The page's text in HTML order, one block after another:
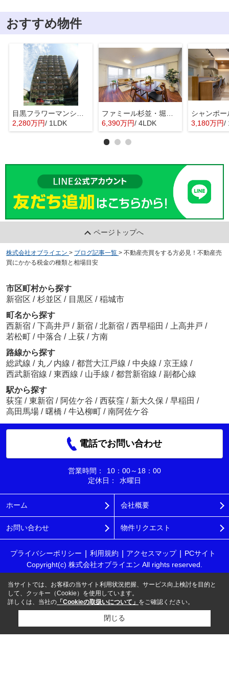
おすすめ物件
2,280万円/ 1LDK
6,390万円/ 4LDK 3,180万円/
ページトップへ
株式会社オブライエン > ブログ記事一覧 > 不動産売買をする方必見！不動産売
買にかかる税金の種類と相場目安
市区町村から探す
新宿区 / 杉並区 / 目黒区 / 稲城市
町名から探す
西新宿 / 下高井戸 / 新宿 / 北新宿 / 西早稲田 / 上高井戸 /
若松町 / 中落合 / 上荻 / 方南
路線から探す
総武線 / 丸ノ内線 / 都営大江戸線 / 中央線 / 京王線 /
西武新宿線 / 東西線 / 山手線 / 都営新宿線 / 副都心線
駅から探す
荻窪 / 東新宿 / 阿佐ケ谷 / 西荻窪 / 新大久保 / 早稲田 /
高田馬場 / 曙橋 / 牛込柳町 / 南阿佐ケ谷
電話でお問い合わせ
営業時間：
10：00～18：00
定休日：
水曜日
ホーム 会社概要
お問い合わせ 物件リクエスト
プライバシーポリシー 利用規約 アクセスマップ
PCサイト
Copyright(c) 株式会社オブライエン All rights reserved.
当サイトでは、お客様の当サイト利用状況把握、サービス向上検討を目的と
して、クッキー（Cookie）を使用しています。
詳しくは、当社の 「Cookieの取扱いについて」 をご確認ください。
閉じる